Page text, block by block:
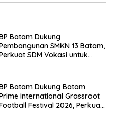
Batam Dukung
SMKN 13 Batam,
SDM Vokasi untuk
Batam Dukung Batam
International Grassroot
Festival 2026, Perkuat